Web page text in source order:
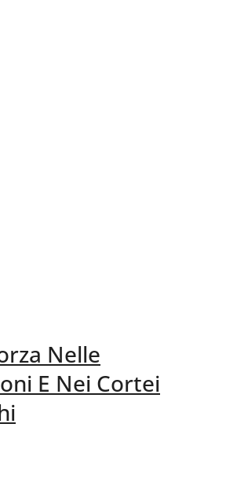
Nelle
E Nei Cortei